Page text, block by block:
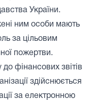
України.
ним особи мають
за цільовим
пожертви.
фінансових звітів
здійснюється
за електронною